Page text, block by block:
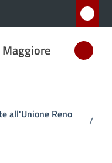
Maggiore
all'Unione Reno
/